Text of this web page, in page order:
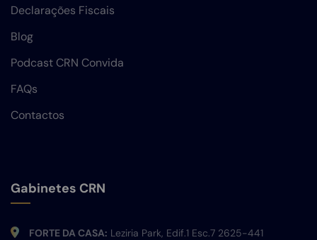
Declarações Fiscais
Blog
Podcast CRN Convida
FAQs
Contactos
Gabinetes CRN
FORTE DA CASA: Leziria Park, Edif.1 Esc.7 2625-441